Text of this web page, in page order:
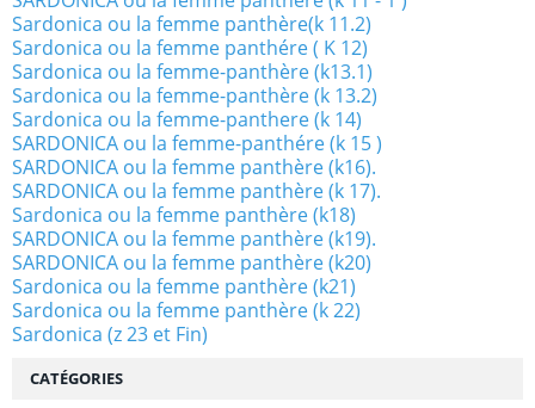
Sardonica ou la femme panthère(k 11.2)
Sardonica ou la femme panthére ( K 12)
Sardonica ou la femme-panthère (k13.1)
Sardonica ou la femme-panthère (k 13.2)
Sardonica ou la femme-panthere (k 14)
SARDONICA ou la femme-panthére (k 15 )
SARDONICA ou la femme panthère (k16).
SARDONICA ou la femme panthère (k 17).
Sardonica ou la femme panthère (k18)
SARDONICA ou la femme panthère (k19).
SARDONICA ou la femme panthère (k20)
Sardonica ou la femme panthère (k21)
Sardonica ou la femme panthère (k 22)
Sardonica (z 23 et Fin)
CATÉGORIES